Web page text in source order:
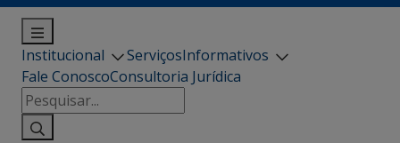
Institucional ServiçosInformativos
Fale ConoscoConsultoria Jurídica
Pesquisar
por: